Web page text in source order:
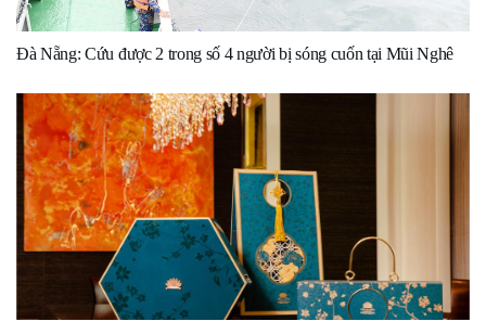
Đà Nẵng: Cứu được 2 trong số 4 người bị sóng cuốn tại Mũi Nghê